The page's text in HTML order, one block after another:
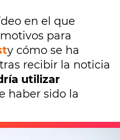
en el que
para
y cómo se ha
recibir la noticia
utilizar
haber sido la